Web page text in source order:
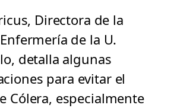
Directora de la
de la U.
detalla algunas
para evitar el
Cólera, especialmente